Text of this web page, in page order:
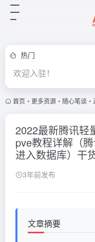
热门
欢迎入驻！
首页 • 更多资源 • 随心笔谈 •
2022最新腾讯轻
pve教程详解（
进入数据库）干
3年前发布
文章摘要